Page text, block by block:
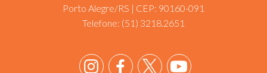
Porto Alegre/RS | CEP: 90160-091
Telefone: (51) 3218.2651